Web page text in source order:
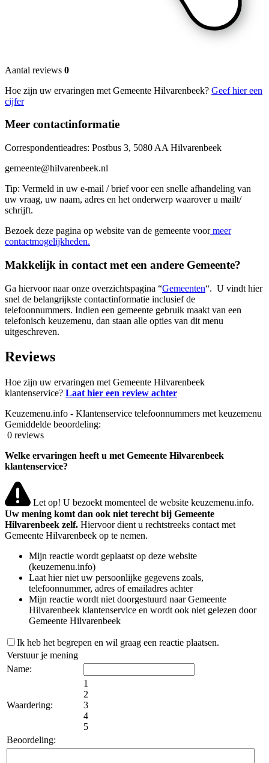
Aantal reviews 0
Hoe zijn uw ervaringen met Gemeente Hilvarenbeek? Geef hier een
cijfer
Meer contactinformatie
Correspondentieadres: Postbus 3, 5080 AA Hilvarenbeek
gemeente@hilvarenbeek.nl
Tip: Vermeld in uw e-mail / brief voor een snelle afhandeling van
uw vraag, uw naam, adres en het onderwerp waarover u mailt/
schrijft.
Bezoek deze pagina op website van de gemeente voormeer
contactmogelijkheden.
Makkelijk in contact met een andere Gemeente?
Ga hiervoor naar onze overzichtspagina “Gemeenten“. U vindt hier
snel de belangrijkste contactinformatie inclusief de
telefoonnummers. Indien een gemeente gebruik maakt van een
telefonisch keuzemenu, dan staan alle opties van dit menu
uitgeschreven.
Reviews
Hoe zijn uw ervaringen met Gemeente Hilvarenbeek
klantenservice? Laat hier een review achter
Keuzemenu.info - Klantenservice telefoonnummers met keuzemenu
Gemiddelde beoordeling:
0 reviews
Welke ervaringen heeft u met Gemeente Hilvarenbeek
klantenservice?
Let op! U bezoekt momenteel de website keuzemenu.info.
Uw mening komt dan ook niet terecht bij Gemeente
Hilvarenbeek zelf. Hiervoor dient u rechtstreeks contact met
Gemeente Hilvarenbeek op te nemen.
Mijn reactie wordt geplaatst op deze website
(keuzemenu.info)
Laat hier niet uw persoonlijke gegevens zoals,
telefoonnummer, adres of emailadres achter
Mijn reactie wordt niet doorgestuurd naar Gemeente
Hilvarenbeek klantenservice en wordt ook niet gelezen door
Gemeente Hilvarenbeek
Ik heb het begrepen en wil graag een reactie plaatsen.
Verstuur je mening
Name:
Waardering:
1
2
3
4
5
Beoordeling: